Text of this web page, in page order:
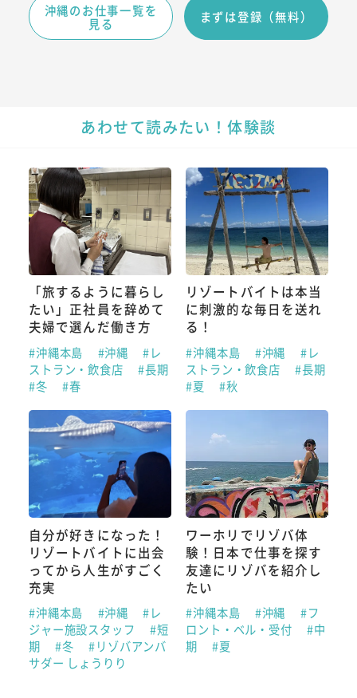
沖縄のお仕事一覧を
見る
まずは登録（無料）
あわせて読みたい！体験談
「旅するように暮らし
たい」正社員を辞めて
夫婦で選んだ働き方
#沖縄本島 #沖縄
#レ
ストラン・飲食店
#長期
#冬
#春
リゾートバイトは本当
に刺激的な毎日を送れ
る！
#沖縄本島 #沖縄
#レ
ストラン・飲食店
#長期
#夏
#秋
自分が好きになった！
リゾートバイトに出会
ってから人生がすごく
充実
#沖縄本島 #沖縄
#レ
ジャー施設スタッフ
#短
期
#冬
#リゾバアンバ
サダー しょうりり
ワーホリでリゾバ体
験！日本で仕事を探す
友達にリゾバを紹介し
たい
#沖縄本島 #沖縄
#フ
ロント・ベル・受付
#中
期
#夏